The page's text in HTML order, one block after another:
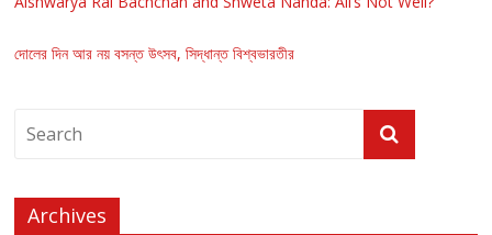
দোলের দিন আর নয় বসন্ত উৎসব, সিদ্ধান্ত বিশ্বভারতীর
Archives